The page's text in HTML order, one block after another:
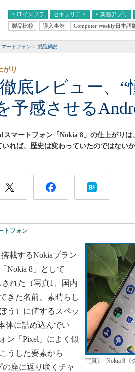
ITインフラ セキュリティ 業務アプリ
ンタープライズAI
報系システム
経営とIT 医療IT
製品比較 導入事例 Computer Weekly日本語
マートフォン 製品解説
徹底レビュー、“
予感させる
がり
スマートフォン「Nokia 8」の仕上がり
れば、歴史は変わっていたのではない
トフォン
写真1 Nokia 8《
載するNokiaブラン
Nokia 8」として
れた（写真1、国内
きた名前、素晴らし
う）に値するスペッ
体に詰め込んでい
ン「Pixel」によく似
うした要素から
の座に返り咲くチャ